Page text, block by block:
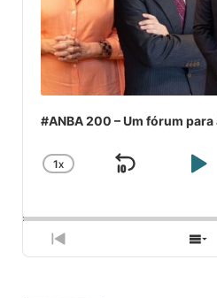
#ANBA 200 – Um fórum
CHANGE
1X
SKIP
PREVIOUS
EPISODE